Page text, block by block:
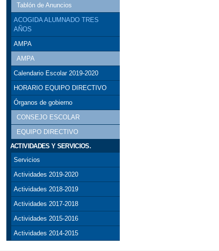
Tablón de Anuncios
ACOGIDA ALUMNADO TRES
AÑOS
AMPA
AMPA
Calendario Escolar 2019-2020
HORARIO EQUIPO DIRECTIVO
Órganos de gobierno
CONSEJO ESCOLAR
EQUIPO DIRECTIVO
ACTIVIDADES Y SERVICIOS.
Servicios
Actividades 2019-2020
Actividades 2018-2019
Actividades 2017-2018
Actividades 2015-2016
Actividades 2014-2015